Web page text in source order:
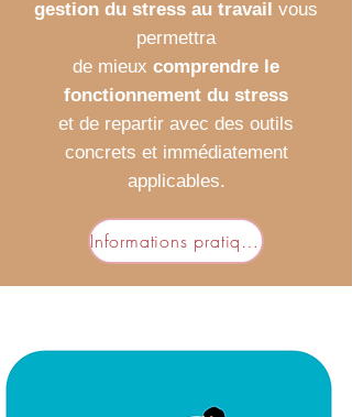
gestion du stress au travail vous
permettra
de mieux comprendre le
fonctionnement du stress
et de repartir avec des outils
concrets et immédiatement
applicables.
Informations pratiques de la formation